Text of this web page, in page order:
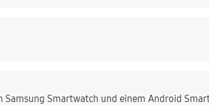
Samsung Smartwatch und einem Android